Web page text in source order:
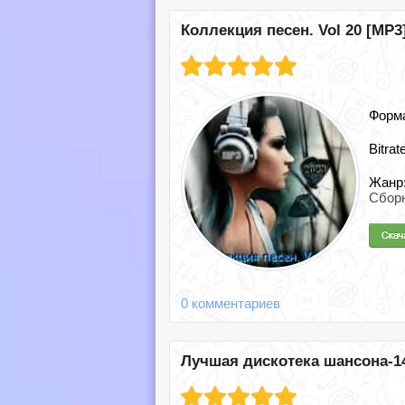
Коллекция песен. Vol 20
0 комментариев
Лучшая дискотека шансона-